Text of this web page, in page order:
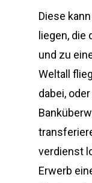
Diese
liegen,
und zu
Weltall
dabei,
verdienst
Erwerb